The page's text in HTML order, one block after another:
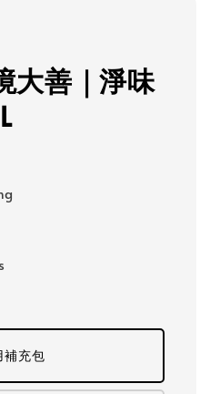
大善｜淨味
補充包